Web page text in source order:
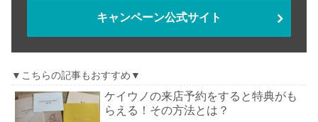
キャンペーン公式サイト
▼こちらの記事もおすすめ▼
ケイウノの来店予約をすると特典がも
らえる！その方法とは？